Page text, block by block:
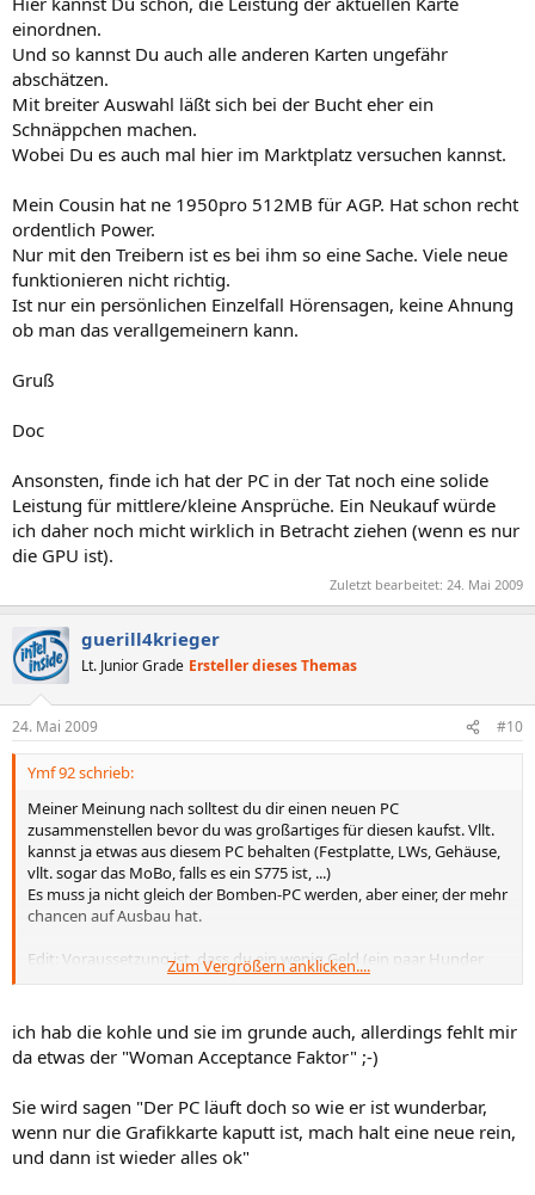
einordnen.
Und so kannst Du auch alle anderen Karten ungefähr
abschätzen.
Mit breiter Auswahl läßt sich bei der Bucht eher ein
Schnäppchen machen.
Wobei Du es auch mal hier im Marktplatz versuchen kannst.
Mein Cousin hat ne 1950pro 512MB für AGP. Hat schon recht
ordentlich Power.
Nur mit den Treibern ist es bei ihm so eine Sache. Viele neue
funktionieren nicht richtig.
Ist nur ein persönlichen Einzelfall Hörensagen, keine Ahnung
ob man das verallgemeinern kann.
Gruß
Doc
Ansonsten, finde ich hat der PC in der Tat noch eine solide
Leistung für mittlere/kleine Ansprüche. Ein Neukauf würde
ich daher noch micht wirklich in Betracht ziehen (wenn es nur
die GPU ist).
Zuletzt bearbeitet: 24. Mai 2009
guerill4krieger
Lt. Junior Grade Ersteller dieses Themas
24. Mai 2009 #10
Ymf 92 schrieb:
Meiner Meinung nach solltest du dir einen neuen PC
zusammenstellen bevor du was großartiges für diesen kaufst. Vllt.
kannst ja etwas aus diesem PC behalten (Festplatte, LWs, Gehäuse,
vllt. sogar das MoBo, falls es ein S775 ist, ...)
Es muss ja nicht gleich der Bomben-PC werden, aber einer, der mehr
chancen auf Ausbau hat.
Edit: Voraussetzung ist, dass du ein wenig Geld (ein paar Hunder
Euro) übrig hast.
Zum Vergrößern anklicken....
ich hab die kohle und sie im grunde auch, allerdings fehlt mir
da etwas der "Woman Acceptance Faktor" ;-)
Sie wird sagen "Der PC läuft doch so wie er ist wunderbar,
wenn nur die Grafikkarte kaputt ist, mach halt eine neue rein,
und dann ist wieder alles ok"